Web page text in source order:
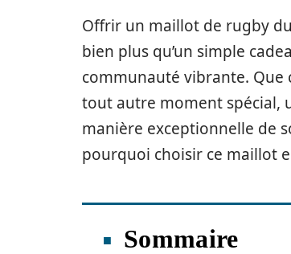
Offrir un maillot de rugby
bien plus qu’un simple
communauté vibrante. Que
tout autre moment spécial,
manière exceptionnelle de
pourquoi choisir ce maillot
Sommaire